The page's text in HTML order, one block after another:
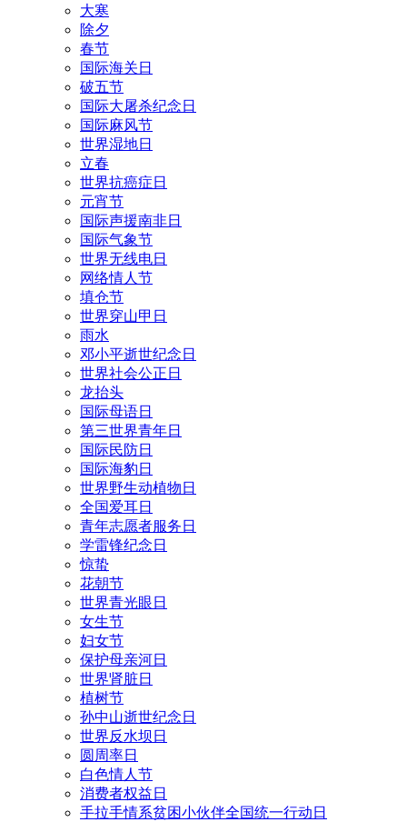
大寒
除夕
春节
国际海关日
破五节
国际大屠杀纪念日
国际麻风节
世界湿地日
立春
世界抗癌症日
元宵节
国际声援南非日
国际气象节
世界无线电日
网络情人节
填仓节
世界穿山甲日
雨水
邓小平逝世纪念日
世界社会公正日
龙抬头
国际母语日
第三世界青年日
国际民防日
国际海豹日
世界野生动植物日
全国爱耳日
青年志愿者服务日
学雷锋纪念日
惊蛰
花朝节
世界青光眼日
女生节
妇女节
保护母亲河日
世界肾脏日
植树节
孙中山逝世纪念日
世界反水坝日
圆周率日
白色情人节
消费者权益日
手拉手情系贫困小伙伴全国统一行动日